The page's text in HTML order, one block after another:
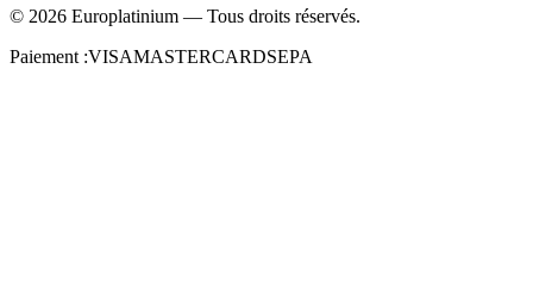
© 2026 Europlatinium — Tous droits réservés.
Paiement :VISAMASTERCARDSEPA